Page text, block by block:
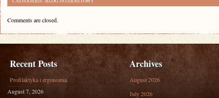
Comments are closed.
Recent Posts
Profilaktyka i ergonomia
August 7, 2026
Archives
August 2026
July 2026